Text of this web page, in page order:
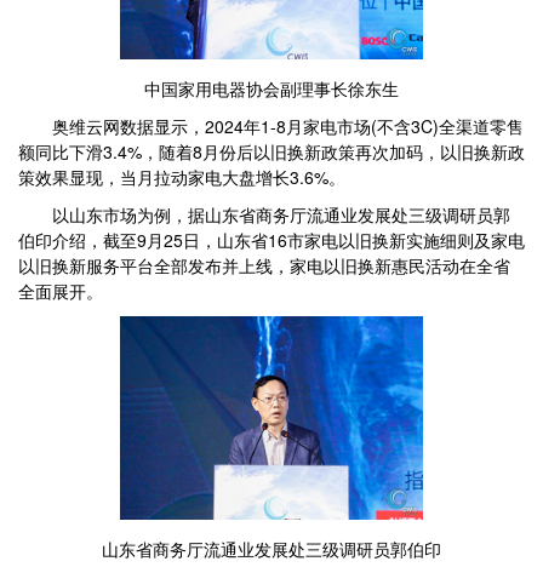
中国家用电器协会副理事长徐东生
奥维云网数据显示，2024年1-8月家电市场(不含3C)全渠道零售
额同比下滑3.4%，随着8月份后以旧换新政策再次加码，以旧换新政
策效果显现，当月拉动家电大盘增长3.6%。
以山东市场为例，据山东省商务厅流通业发展处三级调研员郭
伯印介绍，截至9月25日，山东省16市家电以旧换新实施细则及家电
以旧换新服务平台全部发布并上线，家电以旧换新惠民活动在全省
全面展开。
山东省商务厅流通业发展处三级调研员郭伯印